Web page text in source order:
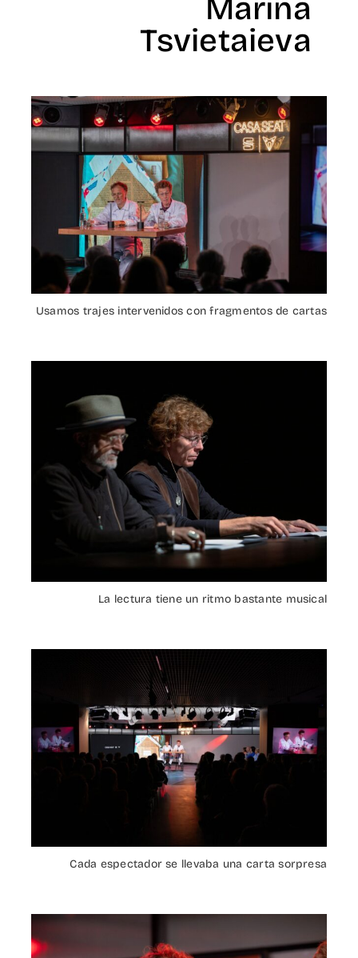
Marina
Tsvietaieva
Usamos trajes intervenidos con fragmentos de cartas
La lectura tiene un ritmo bastante musical
Cada espectador se llevaba una carta sorpresa